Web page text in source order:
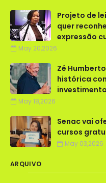
Projeto de
quer
expressão
May 20,2026
Zé
histórica
May 18,2026
Senac vai
cursos
May 03,2026
ARQUIVO